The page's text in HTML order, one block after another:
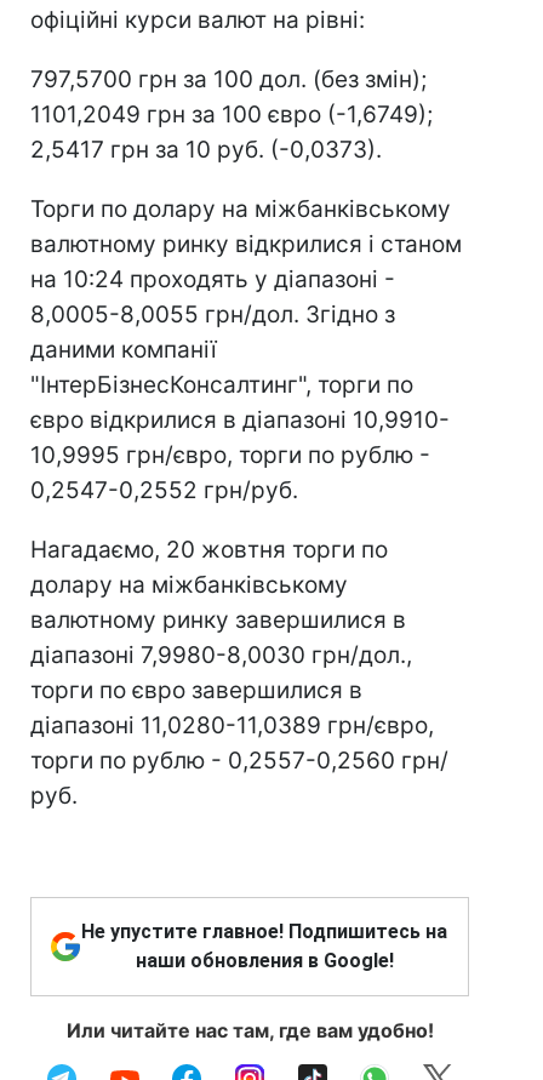
офіційні курси валют на рівні:
797,5700 грн за 100 дол. (без змін);
1101,2049 грн за 100 євро (-1,6749);
2,5417 грн за 10 руб. (-0,0373).
Торги по долару на міжбанківському
валютному ринку відкрилися і станом
на 10:24 проходять у діапазоні -
8,0005-8,0055 грн/дол. Згідно з
даними компанії
"ІнтерБізнесКонсалтинг", торги по
євро відкрилися в діапазоні 10,9910-
10,9995 грн/євро, торги по рублю -
0,2547-0,2552 грн/руб.
Нагадаємо, 20 жовтня торги по
долару на міжбанківському
валютному ринку завершилися в
діапазоні 7,9980-8,0030 грн/дол.,
торги по євро завершилися в
діапазоні 11,0280-11,0389 грн/євро,
торги по рублю - 0,2557-0,2560 грн/
руб.
Не упустите главное! Подпишитесь на
наши обновления в Google!
Или читайте нас там, где вам удобно!